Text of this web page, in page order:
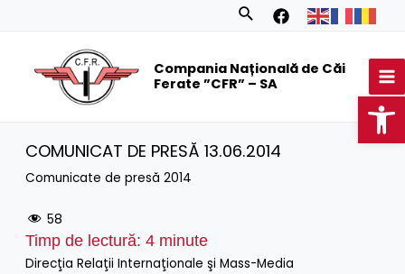
Search
Compania Națională de Căi
Ferate ”CFR” – SA
COMUNICAT DE PRESĂ 13.06.2014
Comunicate de presă 2014
58
Timp de lectură:4 minute
Direcţia Relaţii Internaţionale şi Mass-Media